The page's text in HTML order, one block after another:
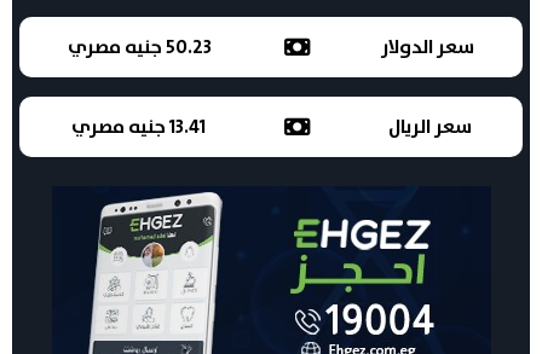
سعر الدولار 50.23 جنيه مصري
سعر الريال 13.41 جنيه مصري